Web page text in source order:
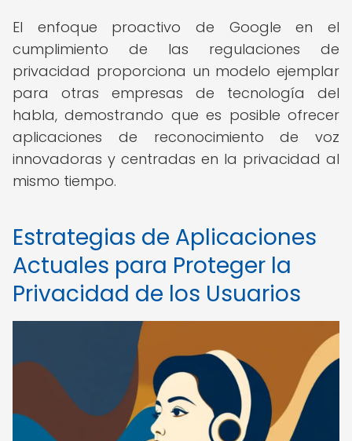
El enfoque proactivo de Google en el
cumplimiento de las regulaciones de
privacidad proporciona un modelo ejemplar
para otras empresas de tecnología del
habla, demostrando que es posible ofrecer
aplicaciones de reconocimiento de voz
innovadoras y centradas en la privacidad al
mismo tiempo.
Estrategias de Aplicaciones
Actuales para Proteger la
Privacidad de los Usuarios